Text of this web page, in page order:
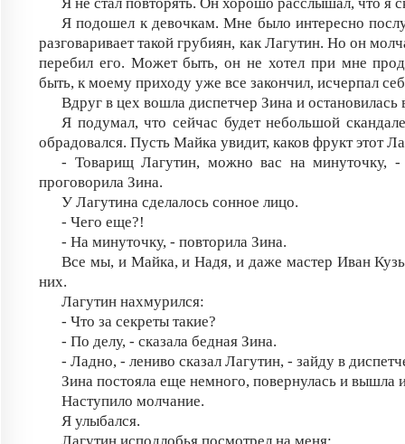
Я подошел к девочкам. Мне было интересно
разговаривает такой грубиян, как Лагутин. Но он
перебил его. Может быть, он не хотел при мне
быть, к моему приходу уже все закончил, исчерпал
Вдруг в цех вошла диспетчер Зина и остановилась
Я подумал, что сейчас будет небольшой
обрадовался. Пусть Майка увидит, каков фрукт этот
- Товарищ Лагутин, можно вас на минуточку,
проговорила Зина.
У Лагутина сделалось сонное лицо.
- Чего еще?!
- На минуточку, - повторила Зина.
Все мы, и Майка, и Надя, и даже мастер Иван
них.
Лагутин нахмурился:
- Что за секреты такие?
- По делу, - сказала бедная Зина.
- Ладно, - лениво сказал Лагутин, - зайду в
Зина постояла еще немного, повернулась и вышла
Наступило молчание.
Я улыбался.